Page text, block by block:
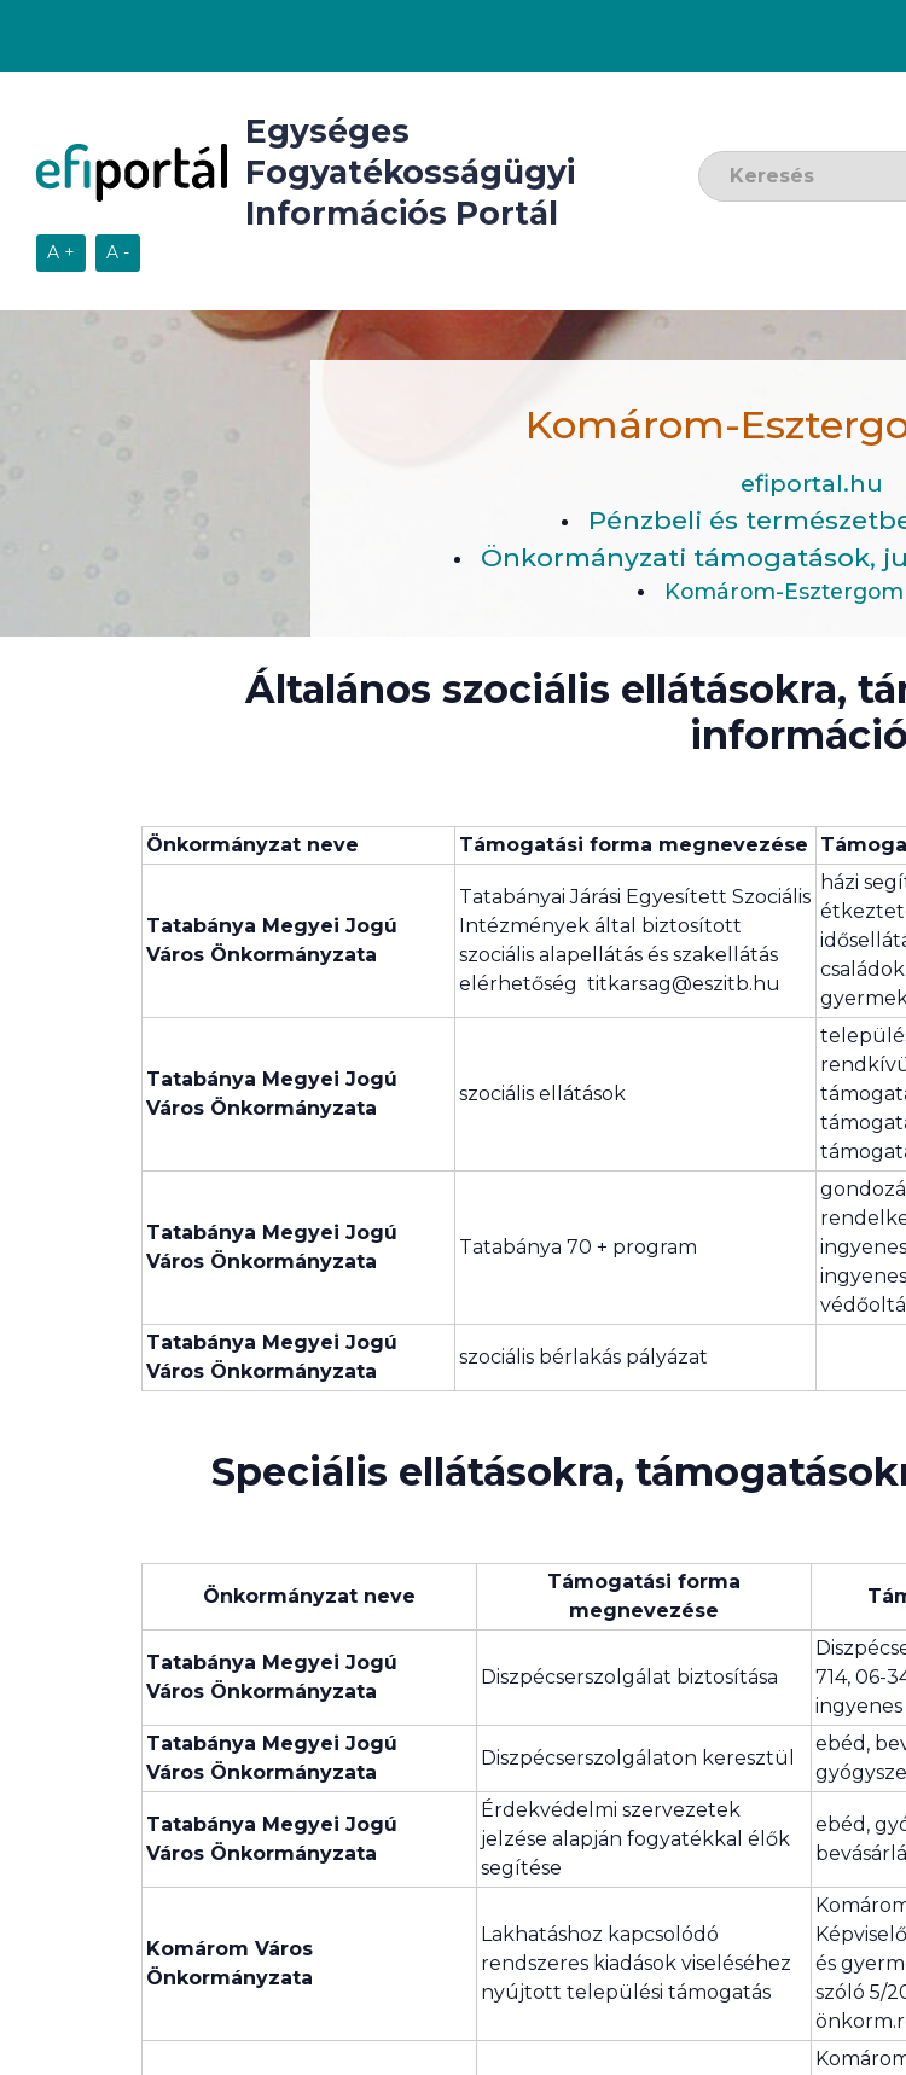
Egységes
Fogyatékosságügyi
Információs Portál
Keresendő szó:
Komárom-
efiportal.hu
Pénzbeli és
Önkormányzati támogatások,
Komárom-
Általános szociális ellátásokra,
Önkormányzat neve Támogatási forma megnevezése
Tatabánya Megyei Jogú
Város Önkormányzata
Tatabányai Járási Egyesített Szociális
Intézmények által biztosított
szociális alapellátás és szakellátás
elérhetőség titkarsag@eszitb.hu
házi
Tatabánya Megyei Jogú
Város Önkormányzata
szociális ellátások
Tatabánya Megyei Jogú
Város Önkormányzata
Tatabánya 70 + program
Tatabánya Megyei Jogú
Város Önkormányzata
szociális bérlakás pályázat
Speciális ellátásokra,
Önkormányzat neve
Támogatási forma
megnevezése
Tatabánya Megyei Jogú
Város Önkormányzata
Diszpécserszolgálat biztosítása
714, 06-
Tatabánya Megyei Jogú
Város Önkormányzata
Diszpécserszolgálaton keresztül
ebéd,
Tatabánya Megyei Jogú
Város Önkormányzata
Érdekvédelmi szervezetek
jelzése alapján fogyatékkal élők
segítése
ebéd,
Komárom Város
Önkormányzata
Lakhatáshoz kapcsolódó
rendszeres kiadások viseléséhez
nyújtott települési támogatás
és
szóló 5/